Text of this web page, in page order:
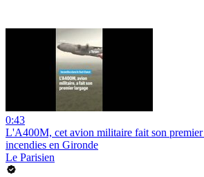
0:43
L'A400M, cet avion militaire fait son premier
incendies en Gironde
Le Parisien